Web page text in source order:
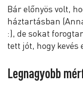
Bár előnyös volt,
háztartásban
:), de sokat
tett jót, hogy
Legnagyobb